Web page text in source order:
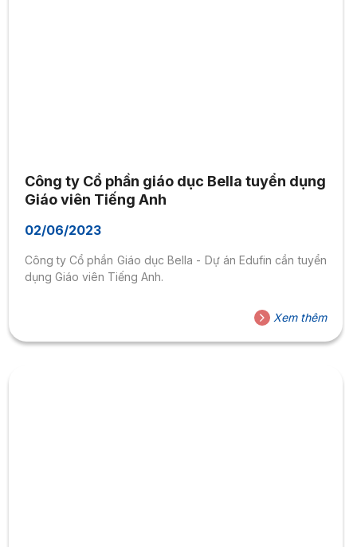
Công ty Cổ phần giáo dục Bella tuyển dụng
Giáo viên Tiếng Anh
02/06/2023
Công ty Cổ phần Giáo dục Bella - Dự án Edufin cần tuyển
dụng Giáo viên Tiếng Anh.
Xem thêm